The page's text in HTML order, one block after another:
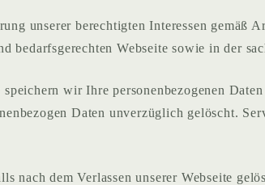
unserer berechtigten Interessen
bedarfsgerechten Webseite sowie in der
wir Ihre personenbezogenen
Daten unverzüglich gelöscht.
nach dem Verlassen unserer Webseite